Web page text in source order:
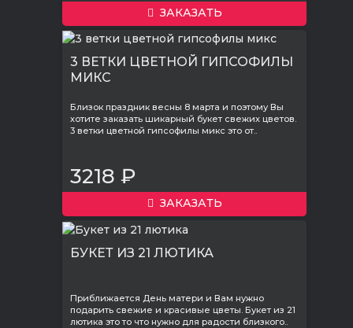
ЗАКАЗАТЬ
3 ВЕТКИ ЦВЕТНОЙ ГИПСОФИЛЫ
МИКС
Близок праздник весны 8 марта и поэтому Вы
хотите заказать шикарный букет свежих цветов.
3 ветки цветной гипсофилы микс это от..
3218 ₽
ЗАКАЗАТЬ
БУКЕТ ИЗ 21 ЛЮТИКА
Приближается День матери и Вам нужно
подарить свежие и красивые цветы. Букет из 21
лютика это то что нужно для радости близкого..